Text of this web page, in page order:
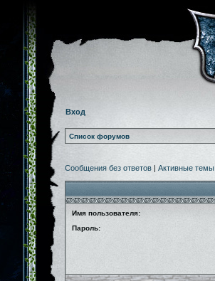
Вход
Список форумов
Сообщения без ответов | Активные темы
Имя пользователя:
Пароль: